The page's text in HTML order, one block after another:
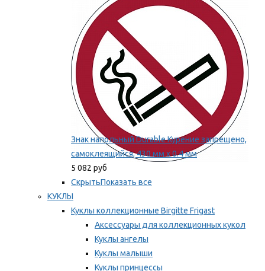
Мы рекомендуем
Знак напольный Durable Курение запрещено,
самоклеящийся, 430 мм х 0.4 мм
5 082 руб
СкрытьПоказать все
КУКЛЫ
Куклы коллекционные Birgitte Frigast
Аксессуары для коллекционных кукол
Куклы ангелы
Куклы малыши
Куклы принцессы